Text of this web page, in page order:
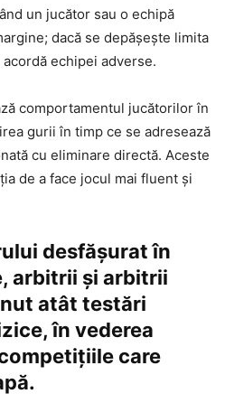
un jucător sau o echipă
dacă se depășește limita
echipei adverse.
comportamentul jucătorilor în
gurii în timp ce se adresează
cu eliminare directă. Aceste
de a face jocul mai fluent și
desfășurat în
arbitrii și arbitrii
atât testări
în vederea
care